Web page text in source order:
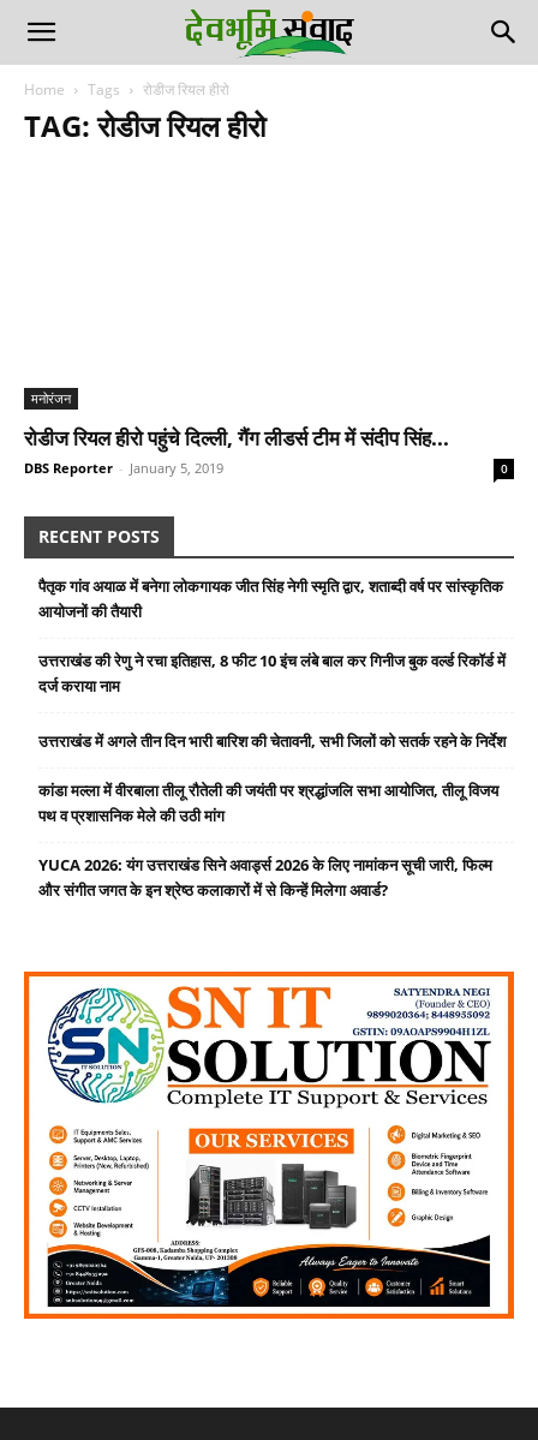
Home Tags रोडीज रियल हीरो
TAG: रोडीज रियल हीरो
मनोरंजन
रोडीज रियल हीरो पहुंचे दिल्ली, गैंग लीडर्स टीम में संदीप सिंह...
DBS Reporter - January 5, 2019 0
RECENT POSTS
पैतृक गांव अयाळ में बनेगा लोकगायक जीत सिंह नेगी स्मृति द्वार, शताब्दी वर्ष पर सांस्कृतिक
आयोजनों की तैयारी
उत्तराखंड की रेणु ने रचा इतिहास, 8 फीट 10 इंच लंबे बाल कर गिनीज बुक वर्ल्ड रिकॉर्ड में
दर्ज कराया नाम
उत्तराखंड में अगले तीन दिन भारी बारिश की चेतावनी, सभी जिलों को सतर्क रहने के निर्देश
कांडा मल्ला में वीरबाला तीलू रौतेली की जयंती पर श्रद्धांजलि सभा आयोजित, तीलू विजय
पथ व प्रशासनिक मेले की उठी मांग
YUCA 2026: यंग उत्तराखंड सिने अवार्ड्स 2026 के लिए नामांकन सूची जारी, फिल्म
और संगीत जगत के इन श्रेष्ठ कलाकारों में से किन्हें मिलेगा अवार्ड?